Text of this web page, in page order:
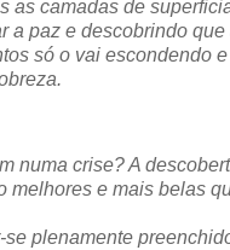
as camadas de
a paz e descobrindo
só o vai escondendo
numa crise? A
melhores e mais belas
se plenamente